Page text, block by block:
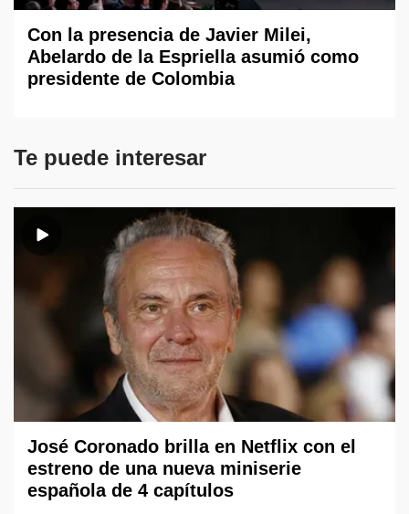
Con la presencia de Javier Milei,
Abelardo de la Espriella asumió como
presidente de Colombia
Te puede interesar
José Coronado brilla en Netflix con el
estreno de una nueva miniserie
española de 4 capítulos